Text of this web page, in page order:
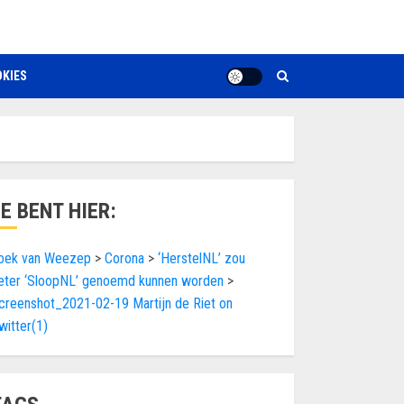
BENT HIER:
van Weezep >Corona >‘HerstelNL’ zou
‘SloopNL’ genoemd kunnen worden >
02-19 Martijn de Riet on